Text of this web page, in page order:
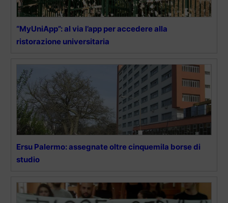
“MyUniApp”: al via l’app per accedere alla
ristorazione universitaria
Ersu Palermo: assegnate oltre cinquemila borse di
studio